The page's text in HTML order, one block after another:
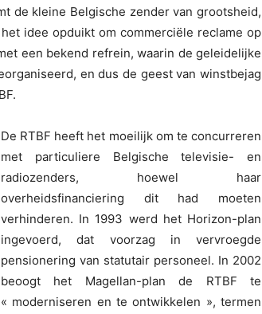
de kleine Belgische zender van grootsheid,
idee opduikt om commerciële reclame op
een bekend refrein, waarin de geleidelijke
en dus de geest van winstbejag
De RTBF heeft het moeilijk om te concurreren
met particuliere Belgische televisie- en
radiozenders, hoewel haar
overheidsfinanciering dit had moeten
verhinderen. In 1993 werd het Horizon-plan
ingevoerd, dat voorzag in vervroegde
pensionering van statutair personeel. In 2002
beoogt het Magellan-plan de RTBF te
« moderniseren en te ontwikkelen », termen